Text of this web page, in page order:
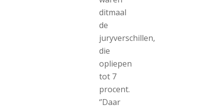
ditmaal
de
juryverschillen,
die
opliepen
tot 7
procent.
‘’Daar